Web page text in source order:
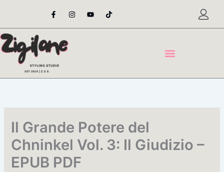
content
F
a
e
o
o
-
I
n
t
Y
o
t
T
i
t
Il Grande Potere del
Chninkel Vol. 3: Il Giudizio –
EPUB PDF